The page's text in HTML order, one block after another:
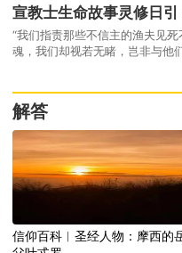
“我们指责那些不信主的渔夫见
魂，我们却视若无睹，岂非与他
解答
信仰百科︱圣经人物：摩西的